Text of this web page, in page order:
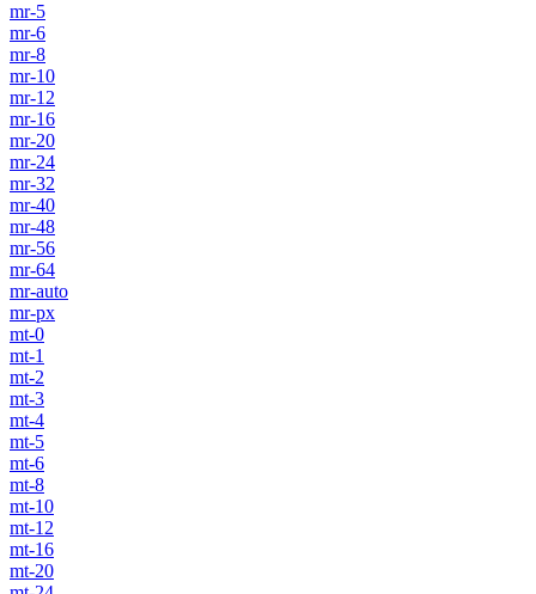
mr-5
mr-6
mr-8
mr-10
mr-12
mr-16
mr-20
mr-24
mr-32
mr-40
mr-48
mr-56
mr-64
mr-auto
mr-px
mt-0
mt-1
mt-2
mt-3
mt-4
mt-5
mt-6
mt-8
mt-10
mt-12
mt-16
mt-20